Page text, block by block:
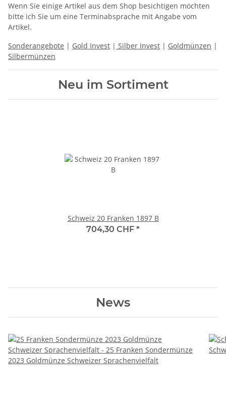
Wenn Sie einige Artikel aus dem Shop besichtigen möchten
bitte ich Sie um eine Terminabsprache mit Angabe vom
Artikel.
Sonderangebote | Gold Invest | Silber Invest | Goldmünzen |
Silbermünzen
Neu im Sortiment
Schweiz 20 Franken 1897 B
704,30 CHF *
News